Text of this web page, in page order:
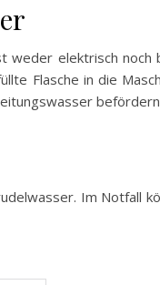
weder elektrisch
Flasche in die
Im Notfall